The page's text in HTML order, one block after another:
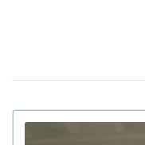
новогодней рекламы
30 октября 16:13 Украинка
Леди Гаги (видео)